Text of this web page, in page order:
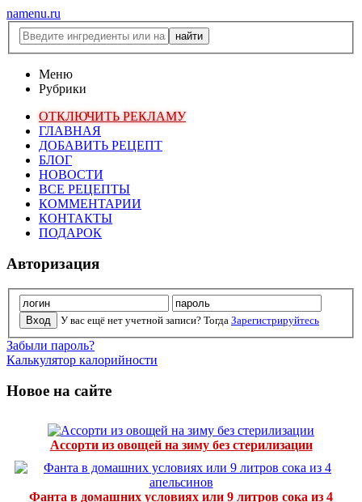
namenu.ru
Меню
Рубрики
ОТКЛЮЧИТЬ РЕКЛАМУ
ГЛАВНАЯ
ДОБАВИТЬ РЕЦЕПТ
БЛОГ
НОВОСТИ
ВСЕ РЕЦЕПТЫ
КОММЕНТАРИИ
КОНТАКТЫ
ПОДАРОК
Авторизация
У вас ещё нет учетной записи? Тогда Зарегистрируйтесь
Забыли пароль?
Калькулятор калорийности
Новое на сайте
Ассорти из овощей на зиму без стерилизации
Фанта в домашних условиях или 9 литров сока из 4